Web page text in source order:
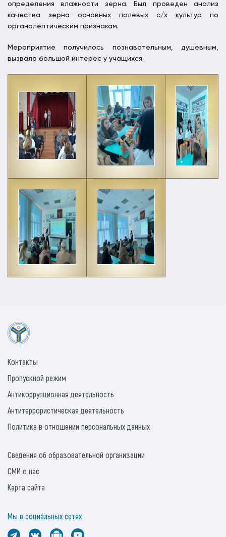
определения влажности зерна. Был проведен анализ
качества зерна основных полевых с/х культур по
органолептическим признакам.
Мероприятие получилось познавательным, душевным,
вызвало большой интерес у учащихся.
Контакты
Пропускной режим
Антикоррупционная деятельность
Антитеррористическая деятельность
Политика в отношении персональных данных
Сведения об образовательной организации
СМИ о нас
Карта сайта
Мы в социальных сетях